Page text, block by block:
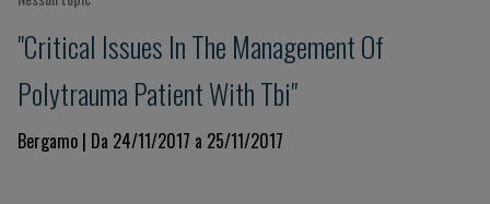
"Critical Issues In The Management Of
Polytrauma Patient With Tbi"
Bergamo | Da 24/11/2017 a 25/11/2017